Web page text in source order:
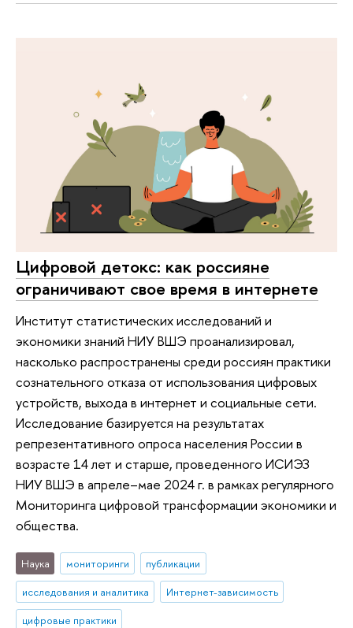
Цифровой детокс: как россияне
ограничивают свое время в интернете
Институт статистических исследований и
экономики знаний НИУ ВШЭ проанализировал,
насколько распространены среди россиян практики
сознательного отказа от использования цифровых
устройств, выхода в интернет и социальные сети.
Исследование базируется на результатах
репрезентативного опроса населения России в
возрасте 14 лет и старше, проведенного ИСИЭЗ
НИУ ВШЭ в апреле–мае 2024 г. в рамках регулярного
Мониторинга цифровой трансформации экономики и
общества.
Наука мониторинги
публикации
исследования и аналитика
Интернет-зависимость
цифровые практики